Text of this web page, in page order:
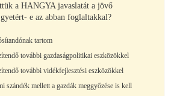
a HANGYA javaslatát a jövő
e az abban foglaltakkal?
tartom
további gazdaságpolitikai eszközökkel
további vidékfejlesztési eszközökkel
szándék mellett a gazdák meggyőzése is kell